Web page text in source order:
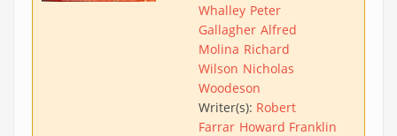
Whalley Peter
Gallagher Alfred
Molina Richard
Wilson Nicholas
Woodeson
Writer(s): Robert
Farrar Howard Franklin